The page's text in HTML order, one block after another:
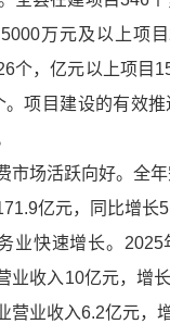
万元及以上项
个，亿元以上项目
。项目建设的有效
市场活跃向好。全
亿元，同比增长
业快速增长。2025
业收入10亿元，增
营业收入6.2亿元，